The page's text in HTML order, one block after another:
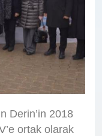
Derin’in 2018
ortak olarak